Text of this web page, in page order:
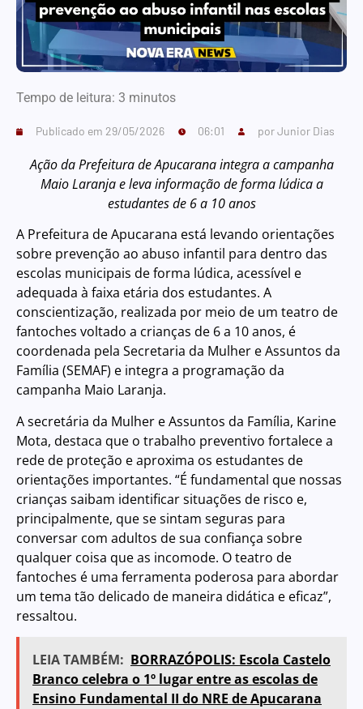
Tempo de leitura: 3 minutos
Publicado em 29/05/2026 06:01 porJunior Dias
Ação da Prefeitura de Apucarana integra a campanha
Maio Laranja e leva informação de forma lúdica a
estudantes de 6 a 10 anos
A Prefeitura de Apucarana está levando orientações
sobre prevenção ao abuso infantil para dentro das
escolas municipais de forma lúdica, acessível e
adequada à faixa etária dos estudantes. A
conscientização, realizada por meio de um teatro de
fantoches voltado a crianças de 6 a 10 anos, é
coordenada pela Secretaria da Mulher e Assuntos da
Família (SEMAF) e integra a programação da
campanha Maio Laranja.
A secretária da Mulher e Assuntos da Família, Karine
Mota, destaca que o trabalho preventivo fortalece a
rede de proteção e aproxima os estudantes de
orientações importantes. “É fundamental que nossas
crianças saibam identificar situações de risco e,
principalmente, que se sintam seguras para
conversar com adultos de sua confiança sobre
qualquer coisa que as incomode. O teatro de
fantoches é uma ferramenta poderosa para abordar
um tema tão delicado de maneira didática e eficaz”,
ressaltou.
LEIA TAMBÉM: BORRAZÓPOLIS: Escola Castelo
Branco celebra o 1º lugar entre as escolas de
Ensino Fundamental II do NRE de Apucarana